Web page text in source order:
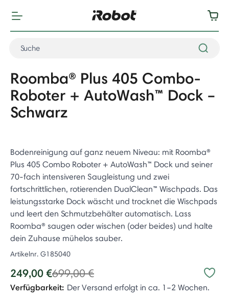
Roomba® Plus 405 Combo-
Roboter + AutoWash™ Dock –
Schwarz
Bodenreinigung auf ganz neuem Niveau: mit Roomba®
Plus 405 Combo Roboter + AutoWash™ Dock und seiner
70-fach intensiveren Saugleistung und zwei
fortschrittlichen, rotierenden DualClean™ Wischpads. Das
leistungsstarke Dock wäscht und trocknet die Wischpads
und leert den Schmutzbehälter automatisch. Lass
Roomba® saugen oder wischen (oder beides) und halte
dein Zuhause mühelos sauber.
Artikelnr. G185040
249,00 €Price reduced from
699,00 €to
Verfügbarkeit: Der Versand erfolgt in ca. 1–2 Wochen.